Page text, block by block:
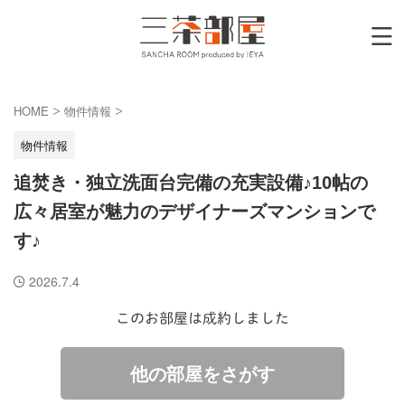
HOME > 物件情報 >
物件情報
追焚き・独立洗面台完備の充実設備♪10帖の
広々居室が魅力のデザイナーズマンションで
す♪
2026.7.4
このお部屋は成約しました
他の部屋をさがす